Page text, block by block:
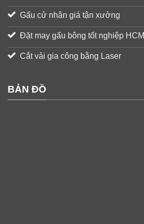
Gấu cử nhân giá tận xưởng
Đặt may gấu bông tốt nghiệp HCM
Cắt vải gia công bằng Laser
BẢN ĐỒ